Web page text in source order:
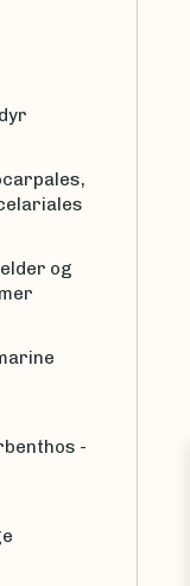
og
-